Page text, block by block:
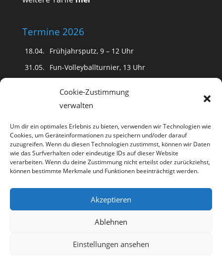
Cookie-Zustimmung
verwalten
Um dir ein optimales Erlebnis zu bieten, verwenden wir Technologien wie
Cookies, um Geräteinformationen zu speichern und/oder darauf
zuzugreifen. Wenn du diesen Technologien zustimmst, können wir Daten
wie das Surfverhalten oder eindeutige IDs auf dieser Website
verarbeiten. Wenn du deine Zustimmung nicht erteilst oder zurückziehst,
können bestimmte Merkmale und Funktionen beeinträchtigt werden.
Akzeptieren
Ablehnen
Einstellungen ansehen
Termine 2026
18.04.
Frühjahrsputz, 9 – 12 Uhr
31.05.
Fun-Volleyballturnier, 13 Uhr
18 Uhr Kinderdisko
Public Viewing der Fußball WM
15.08.
18 Uhr Kinderdisko
20 Uhr Karibische Nacht mit Tanz
Datenschutz
Impressum